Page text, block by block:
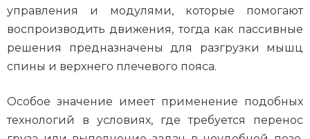
управления и модулями, которые помогают
воспроизводить движения, тогда как пассивные
решения предназначены для разгрузки мышц
спины и верхнего плечевого пояса.
Особое значение имеет применение подобных
технологий в условиях, где требуется перенос